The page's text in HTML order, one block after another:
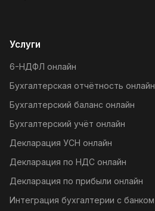
Услуги
6-НДФЛ онлайн
Бухгалтерская отчётность онлайн
Бухгалтерский баланс онлайн
Бухгалтерский учёт онлайн
Декларация УСН онлайн
Декларация по НДС онлайн
Декларация по прибыли онлайн
Интеграция бухгалтерии с банком